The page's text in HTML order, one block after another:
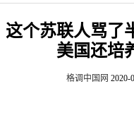
这个苏联人骂了
美国还培
格调中国网 2020-